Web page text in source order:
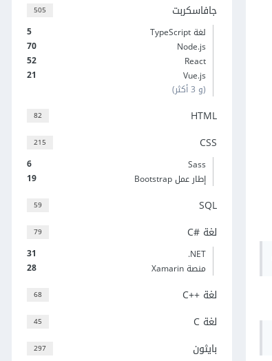
505 جافاسكربت
5
لغة TypeScript
70
Node.js
52
React
21
Vue.js
(و 3 أكثر)
82 HTML
215 CSS
6
Sass
19
إطار عمل Bootstrap
59 SQL
79 لغة C#‎
31
‎.NET
28
منصة Xamarin
68 لغة C++‎
45 لغة C
297 بايثون